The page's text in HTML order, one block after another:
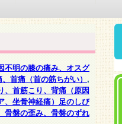
不明の膝の痛み、オスグ
首痛（首の筋ちがい） ,
、首筋こり、背痛（原因
、坐骨神経痛）足のしび
骨盤の歪み、骨盤のずれ